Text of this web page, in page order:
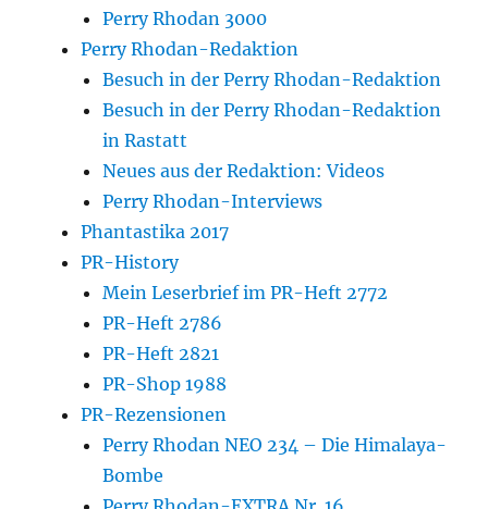
Perry Rhodan 3000
Perry Rhodan-Redaktion
Besuch in der Perry Rhodan-Redaktion
Besuch in der Perry Rhodan-Redaktion
in Rastatt
Neues aus der Redaktion: Videos
Perry Rhodan-Interviews
Phantastika 2017
PR-History
Mein Leserbrief im PR-Heft 2772
PR-Heft 2786
PR-Heft 2821
PR-Shop 1988
PR-Rezensionen
Perry Rhodan NEO 234 – Die Himalaya-
Bombe